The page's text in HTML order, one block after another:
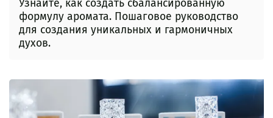
Узнайте, как создать сбалансированную
формулу аромата. Пошаговое руководство
для создания уникальных и гармоничных
духов.